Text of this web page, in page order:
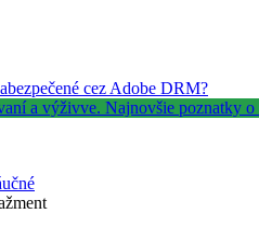
cez Adobe DRM?